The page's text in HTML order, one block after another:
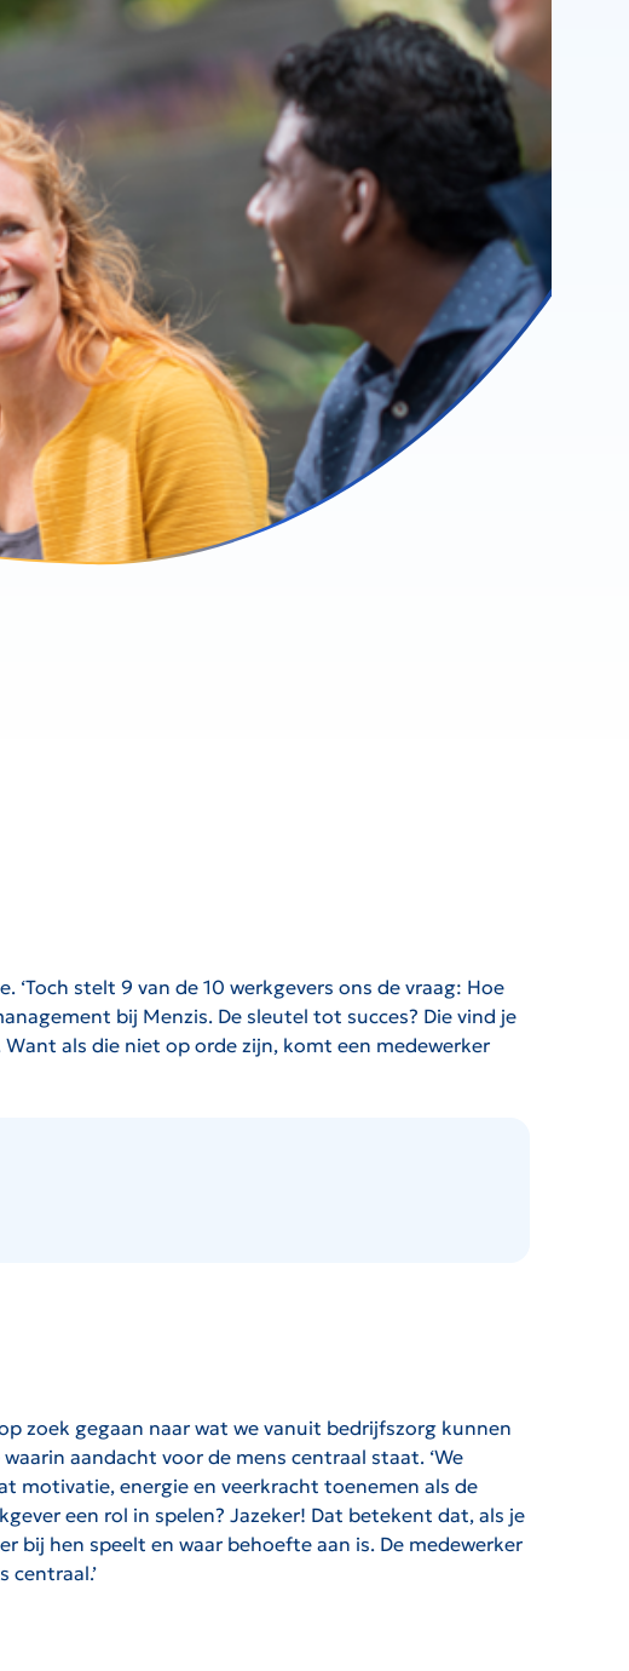
‘Toch stelt 9 van de 10 werkgevers ons de vraag: Hoe
bij Menzis. De sleutel tot succes? Die vind je
als die niet op orde zijn, komt een medewerker
zoek gegaan naar wat we vanuit bedrijfszorg kunnen
aandacht voor de mens centraal staat. ‘We
motivatie, energie en veerkracht toenemen als de
een rol in spelen? Jazeker! Dat betekent dat, als je
bij hen speelt en waar behoefte aan is. De medewerker
centraal.’